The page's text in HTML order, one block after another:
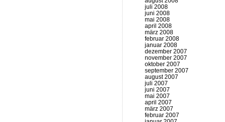
juli 2008
juni 2008
mai 2008
april 2008
märz 2008
februar 2008
januar 2008
dezember 2007
november 2007
oktober 2007
september 2007
august 2007
juli 2007
juni 2007
mai 2007
april 2007
märz 2007
februar 2007